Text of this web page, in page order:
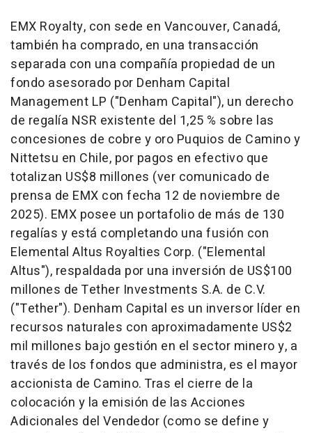
EMX Royalty, con sede en Vancouver, Canadá,
también ha comprado, en una transacción
separada con una compañía propiedad de un
fondo asesorado por Denham Capital
Management LP ("Denham Capital"), un derecho
de regalía NSR existente del 1,25 % sobre las
concesiones de cobre y oro Puquios de Camino y
Nittetsu en Chile, por pagos en efectivo que
totalizan US$8 millones (ver comunicado de
prensa de EMX con fecha 12 de noviembre de
2025). EMX posee un portafolio de más de 130
regalías y está completando una fusión con
Elemental Altus Royalties Corp. ("Elemental
Altus"), respaldada por una inversión de US$100
millones de Tether Investments S.A. de C.V.
("Tether"). Denham Capital es un inversor líder en
recursos naturales con aproximadamente US$2
mil millones bajo gestión en el sector minero y, a
través de los fondos que administra, es el mayor
accionista de Camino. Tras el cierre de la
colocación y la emisión de las Acciones
Adicionales del Vendedor (como se define y